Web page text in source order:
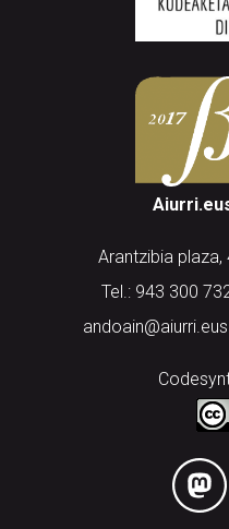
Arantzibia plaza,
Tel.: 943 300